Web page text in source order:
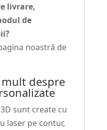
livrare,
de
noastră de
despre
sunt create cu
laser pe contur,